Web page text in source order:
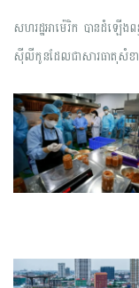
សហរដ្ឋអាម៉េរិក បានដំឡ
ស៊ីលីកូនដែលជាសារធាតុសំខ